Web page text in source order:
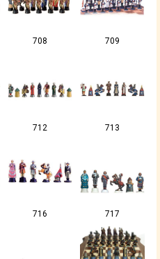
708 709
712 713
716 717